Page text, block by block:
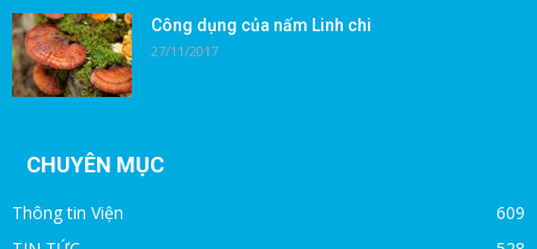
Công dụng của nấm Linh chi
27/11/2017
CHUYÊN MỤC
Thông tin Viện
609